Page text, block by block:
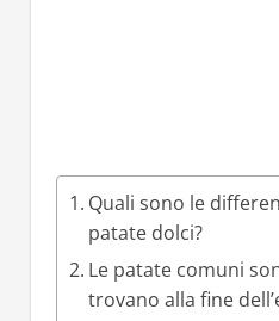
Quali sono le
patate dolci?
Le patate comuni
trovano alla fine